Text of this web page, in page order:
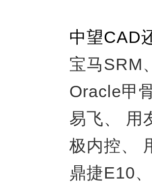
中望CAD
宝马SRM
Oracle甲
易飞、
用
极内控、
鼎捷E10、